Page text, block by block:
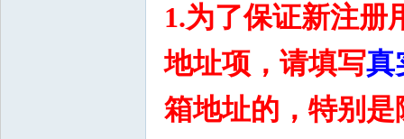
1.为了保证新注册
地址项，请填写真
箱地址的，特别